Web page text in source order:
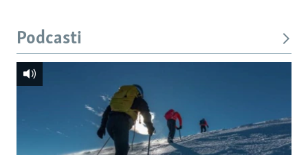
Podcasti